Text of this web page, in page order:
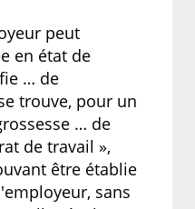
peut
en état de
… de
trouve, pour un
… de
de travail »,
être établie
sans